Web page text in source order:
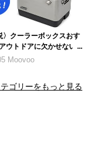
〉クーラーボックスおす
ウトドアに欠かせない
アMoovoo
ゴリーをもっと見る